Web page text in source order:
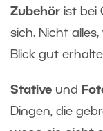
Zubehör ist bei
sich. Nicht
Blick gut
Stative und
Dingen, die